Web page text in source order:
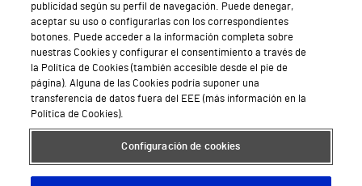
Hospital Vithas Xanit Internacional (Benalmádena)
Todos los centros Vithas
Sobre Vithas
publicidad según su perfil de navegación. Puede denegar,
aceptar su uso o configurarlas con los correspondientes
botones. Puede acceder a la información completa sobre
nuestras Cookies y configurar el consentimiento a través de
la Política de Cookies (también accesible desde el pie de
página). Alguna de las Cookies podría suponer una
transferencia de datos fuera del EEE (más información en la
Política de Cookies).
Configuración de cookies